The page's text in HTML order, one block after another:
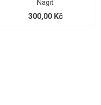
Nagit
300,00 Kč